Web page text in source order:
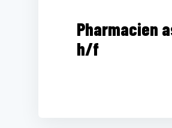
Pharmacien
h/f